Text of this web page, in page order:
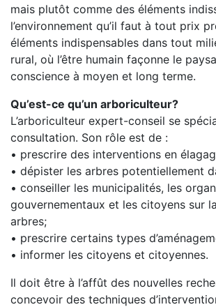
mais plutôt comme des éléments
l’environnement qu’il faut à tout prix
éléments indispensables dans tout
rural, où l’être humain façonne le
conscience à moyen et long terme.
Qu’est-ce qu’un arboriculteur?
L’arboriculteur expert-conseil se
consultation. Son rôle est de :
• prescrire des interventions en
• dépister les arbres potentiellement
• conseiller les municipalités, les
gouvernementaux et les citoyens sur
arbres;
• prescrire certains types
• informer les citoyens et citoyennes.
Il doit être à l’affût des nouvelles
concevoir des techniques